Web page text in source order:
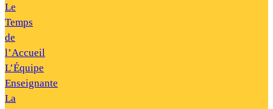
Le
Temps
de
l’Accueil
L’Équipe
Enseignante
La